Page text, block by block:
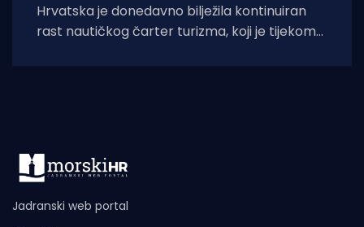
Hrvatska je donedavno bilježila kontinuiran
rast nautičkog čarter turizma, koji je tijekom
Jadranski web portal